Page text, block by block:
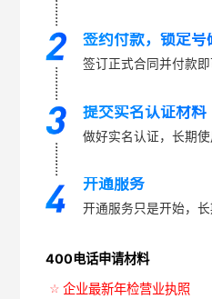
签约付款，锁定号
签订正式合同并付款即
提交实名认证材料
做好实名认证，长期使
开通服务
开通服务只是开始，长
400电话申请材料
企业最新年检营业执照